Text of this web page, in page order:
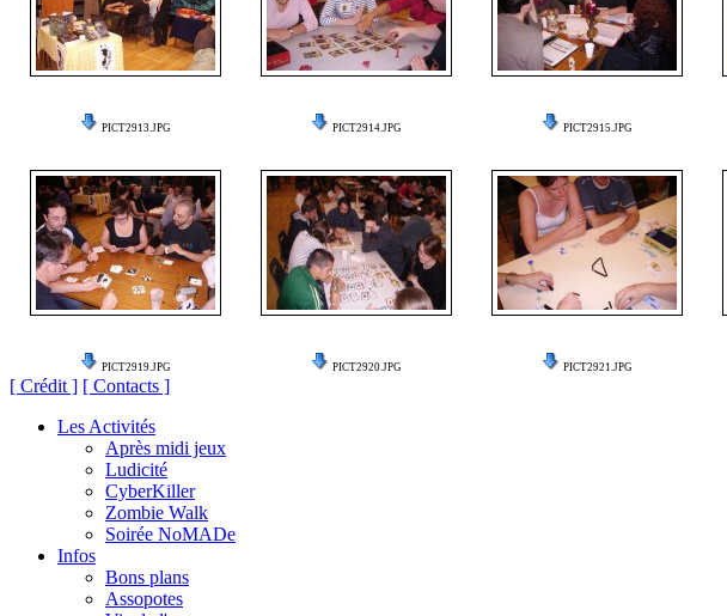
PICT2913.JPG PICT2914.JPG PICT2915.JPG
PICT2919.JPG PICT2920.JPG PICT2921.JPG
[ Crédit ] [ Contacts ]
Les Activités
Après midi jeux
Ludicité
CyberKiller
Zombie Walk
Soirée NoMADe
Infos
Bons plans
Assopotes